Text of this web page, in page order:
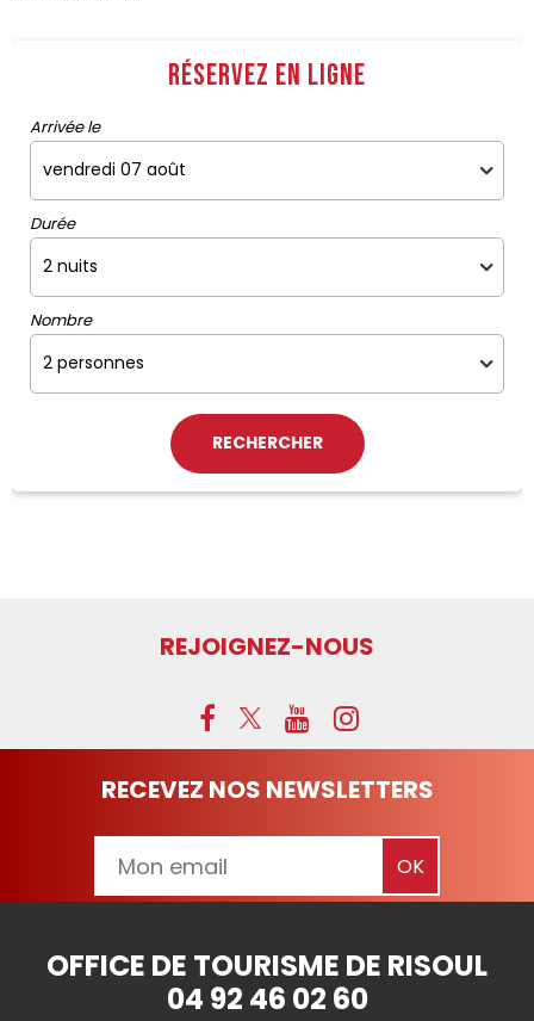
Réservez en ligne
Arrivée le
Durée
Nombre
REJOIGNEZ-NOUS
RECEVEZ NOS NEWSLETTERS
OFFICE DE TOURISME DE RISOUL
04 92 46 02 60